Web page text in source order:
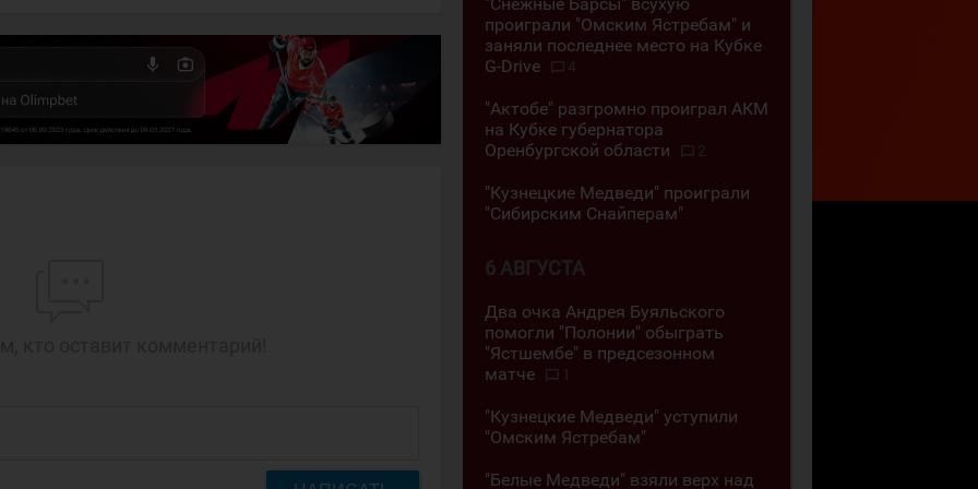
проиграли "Омским Ястребам" и
заняли последнее место на Кубке
G-Drive
4
"Актобе" разгромно проиграл АКМ
на Кубке губернатора
Оренбургской области
2
"Кузнецкие Медведи" проиграли
"Сибирским Снайперам"
6 АВГУСТА
Два очка Андрея Буяльского
помогли "Полонии" обыграть
"Ястшембе" в предсезонном
матче
1
"Кузнецкие Медведи" уступили
"Омским Ястребам"
"Белые Медведи" взяли верх над